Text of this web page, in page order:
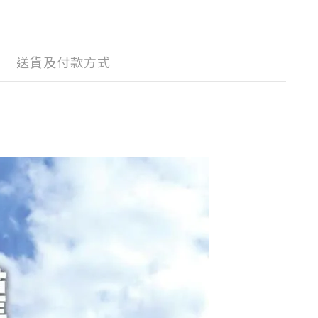
送貨及付款方式